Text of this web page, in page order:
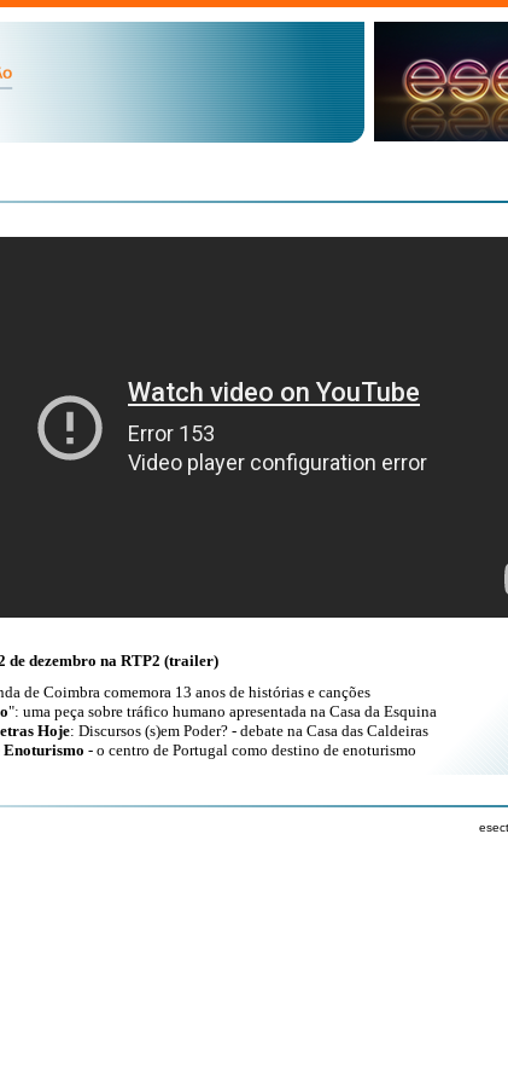
de dezembro na RTP2 (trailer)
de Coimbra comemora 13 anos de histórias e canções
": uma peça sobre tráfico humano apresentada na Casa da Esquina
Hoje: Discursos (s)em Poder? - debate na Casa das Caldeiras
- o centro de Portugal como destino de enoturismo